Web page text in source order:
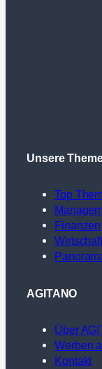
Unsere
Top
Finanzen
Wirtschaft
AGITANO
Über
Werben
Kontakt